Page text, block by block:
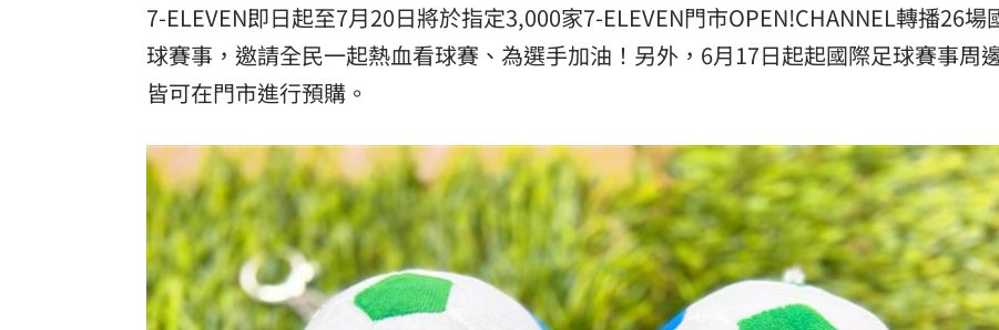
7-ELEVEN即日起至7月20日將於指定3,000家7-ELEVEN門市OPEN!CHANNEL轉播26場
球賽事，邀請全民一起熱血看球賽、為選手加油！另外，6月17日起起國際足球賽事周
皆可在門市進行預購。